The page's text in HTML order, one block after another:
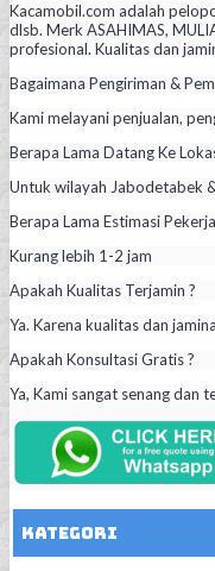
Kacamobil.com adalah
dlsb. Merk ASAHIMAS,
profesional. Kualitas dan
Bagaimana Pengiriman &
Kami melayani penjualan,
Berapa Lama Datang Ke
Untuk wilayah Jabodetabek
Berapa Lama Estimasi
Kurang lebih 1-2 jam
Apakah Kualitas Terjamin ?
Ya. Karena kualitas dan
Apakah Konsultasi Gratis ?
Ya, Kami sangat senang
Kategori